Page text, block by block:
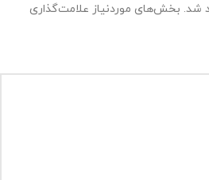
شد. بخش‌های موردنیاز علامت‌گذاری